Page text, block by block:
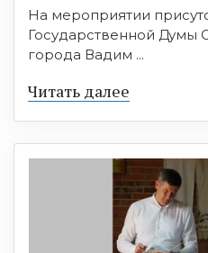
На мероприятии
Государственной Думы
города Вадим ...
Читать далее